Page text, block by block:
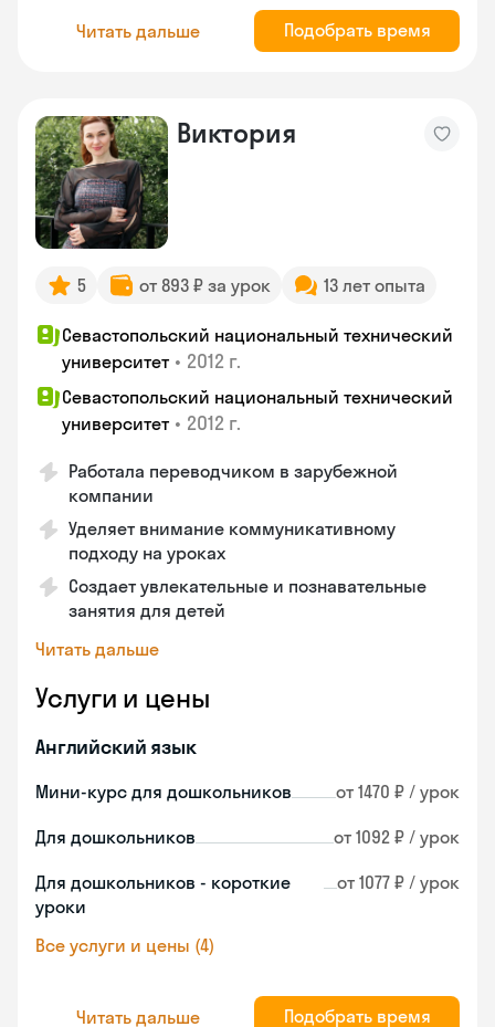
Читать дальше Подобрать время
Виктория
5 от 893 ₽ за урок 13 лет опыта
Севастопольский национальный технический
университет • 2012 г.
Севастопольский национальный технический
университет • 2012 г.
Работала переводчиком в зарубежной
компании
Уделяет внимание коммуникативному
подходу на уроках
Создает увлекательные и познавательные
занятия для детей
Читать дальше
Услуги и цены
Английский язык
Мини-курс для дошкольников от 1470 ₽ / урок
Для дошкольников от 1092 ₽ / урок
Для дошкольников - короткие
уроки
от 1077 ₽ / урок
Все услуги и цены (4)
Читать дальше Подобрать время